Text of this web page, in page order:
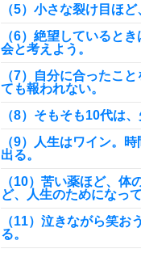
（5）小さな裂け目ほ
（6）絶望していると
会と考えよう。
（7）自分に合ったこ
ても報われない。
（8）そもそも10代は
（9）人生はワイン。
出る。
（10）苦い薬ほど、体
ど、人生のためになって
（11）泣きながら笑お
る。